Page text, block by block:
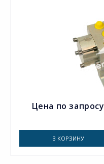
Цена по запросу
В КОРЗИНУ